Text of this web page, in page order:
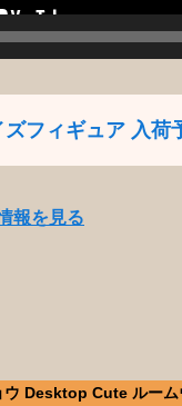
フィギュア 入荷
報を見る
Desktop Cute ルー